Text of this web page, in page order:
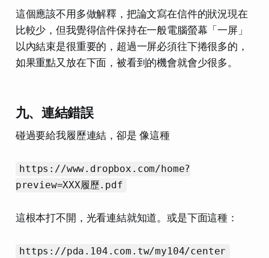
這個應該不用多做解釋，把論文寫在信件的狀況現在
比較少，但我覺得信件保持在一般電腦螢幕「一屏」
以內結束是很重要的，超過一屏必須往下捲很多的，
如果重點又放在下面，被看到的機會就會少很多。
九、連結錯誤
碰過要給我履歷連結，卻是 像這種
https://www.dropbox.com/home?
preview=XXX履歷.pdf
這根本打不開，光看連結就知道。或是下面這種：
https://pda.104.com.tw/my104/center